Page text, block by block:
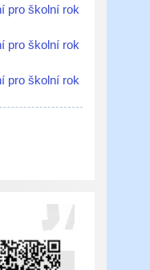
pro školní rok
pro školní rok
pro školní rok